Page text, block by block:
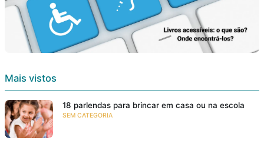
Mais vistos
18 parlendas para brincar em casa ou na escola
SEM CATEGORIA